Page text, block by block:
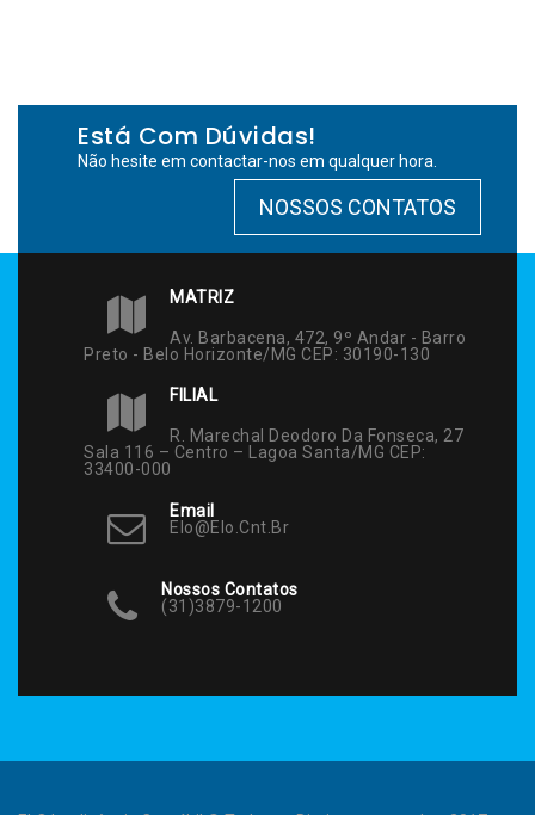
Está Com Dúvidas!
Não hesite em contactar-nos em qualquer hora.
NOSSOS CONTATOS
MATRIZ
Av. Barbacena, 472, 9º Andar - Barro
Preto - Belo Horizonte/MG CEP: 30190-130
FILIAL
R. Marechal Deodoro Da Fonseca, 27
Sala 116 – Centro – Lagoa Santa/MG CEP:
33400-000
Email
Elo@elo.cnt.br
Nossos Contatos
(31)3879-1200